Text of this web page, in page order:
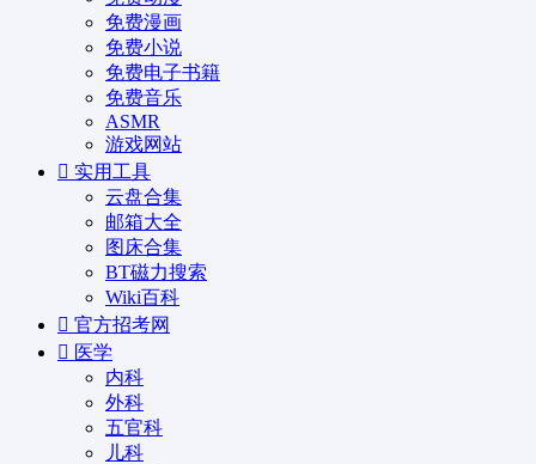
免费漫画
免费小说
免费电子书籍
免费音乐
ASMR
游戏网站
实用工具
云盘合集
邮箱大全
图床合集
BT磁力搜索
Wiki百科
官方招考网
医学
内科
外科
五官科
儿科